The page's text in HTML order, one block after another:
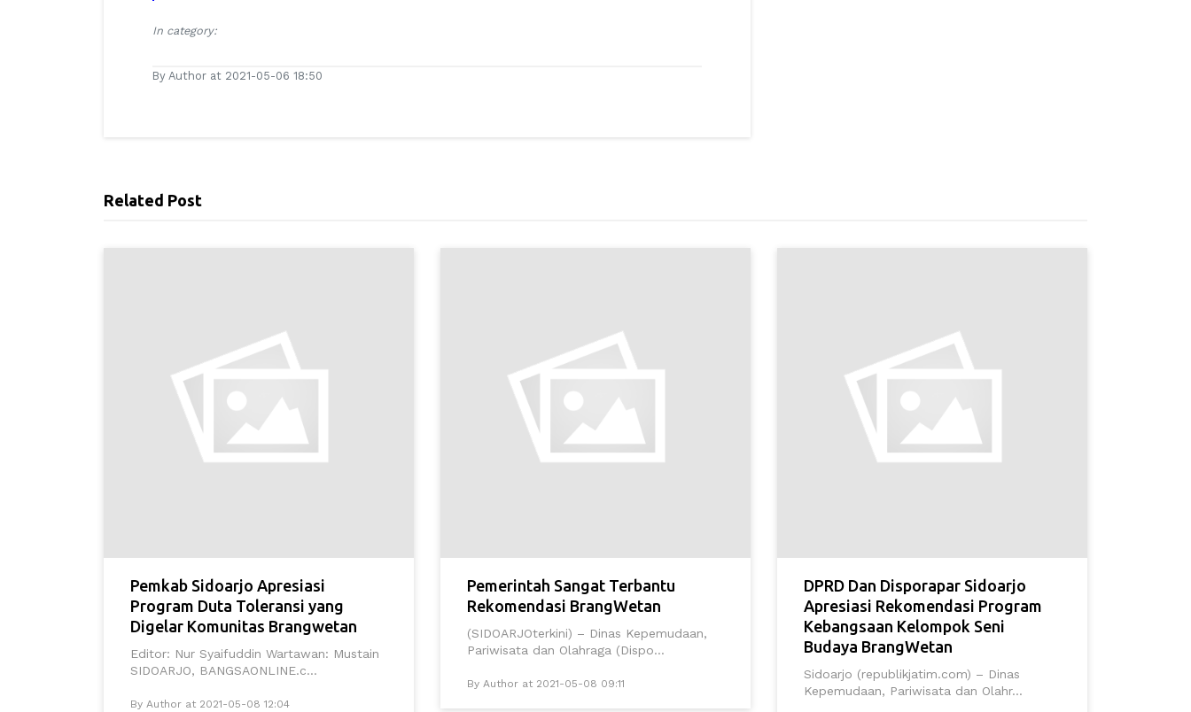
In category:
By Author at 2021-05-06 18:50
Related Post
Pemkab Sidoarjo Apresiasi
Program Duta Toleransi yang
Digelar Komunitas Brangwetan
Editor: Nur Syaifuddin Wartawan: Mustain
SIDOARJO, BANGSAONLINE.c...
By Author at 2021-05-08 12:04
Pemerintah Sangat Terbantu
Rekomendasi BrangWetan
(SIDOARJOterkini) – Dinas Kepemudaan,
Pariwisata dan Olahraga (Dispo...
By Author at 2021-05-08 09:11
DPRD Dan Disporapar Sidoarjo
Apresiasi Rekomendasi Program
Kebangsaan Kelompok Seni
Budaya BrangWetan
Sidoarjo (republikjatim.com) – Dinas
Kepemudaan, Pariwisata dan Olahr...